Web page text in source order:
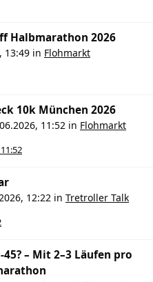
Halbmarathon 2026
13:49 in Flohmarkt
10k München 2026
11:52 in Flohmarkt
12:22 in Tretroller Talk
– Mit 2–3 Läufen pro